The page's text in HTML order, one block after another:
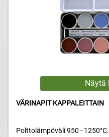
VÄRINAPIT KAPPALEITTAIN
Polttolämpöväli 950 - 1250°C.